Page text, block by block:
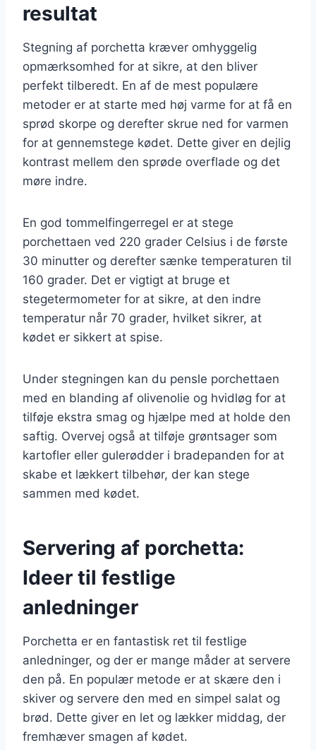
resultat
Stegning af porchetta kræver omhyggelig
opmærksomhed for at sikre, at den bliver
perfekt tilberedt. En af de mest populære
metoder er at starte med høj varme for at få en
sprød skorpe og derefter skrue ned for varmen
for at gennemstege kødet. Dette giver en dejlig
kontrast mellem den sprøde overflade og det
møre indre.
En god tommelfingerregel er at stege
porchettaen ved 220 grader Celsius i de første
30 minutter og derefter sænke temperaturen til
160 grader. Det er vigtigt at bruge et
stegetermometer for at sikre, at den indre
temperatur når 70 grader, hvilket sikrer, at
kødet er sikkert at spise.
Under stegningen kan du pensle porchettaen
med en blanding af olivenolie og hvidløg for at
tilføje ekstra smag og hjælpe med at holde den
saftig. Overvej også at tilføje grøntsager som
kartofler eller gulerødder i bradepanden for at
skabe et lækkert tilbehør, der kan stege
sammen med kødet.
Servering af porchetta:
Ideer til festlige
anledninger
Porchetta er en fantastisk ret til festlige
anledninger, og der er mange måder at servere
den på. En populær metode er at skære den i
skiver og servere den med en simpel salat og
brød. Dette giver en let og lækker middag, der
fremhæver smagen af kødet.